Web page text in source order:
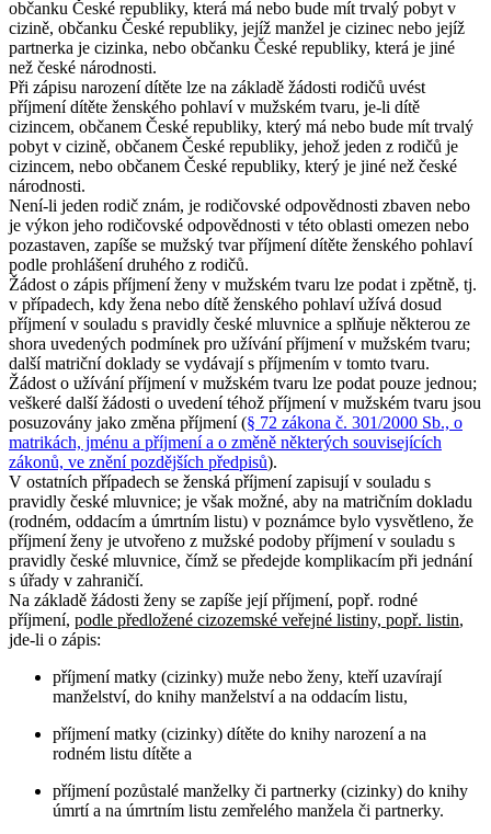
občanku České republiky, která má nebo bude mít trvalý pobyt v
cizině, občanku České republiky, jejíž manžel je cizinec nebo jejíž
partnerka je cizinka, nebo občanku České republiky, která je jiné
než české národnosti.
Při zápisu narození dítěte lze na základě žádosti rodičů uvést
příjmení dítěte ženského pohlaví v mužském tvaru, je-li dítě
cizincem, občanem České republiky, který má nebo bude mít trvalý
pobyt v cizině, občanem České republiky, jehož jeden z rodičů je
cizincem, nebo občanem České republiky, který je jiné než české
národnosti.
Není-li jeden rodič znám, je rodičovské odpovědnosti zbaven nebo
je výkon jeho rodičovské odpovědnosti v této oblasti omezen nebo
pozastaven, zapíše se mužský tvar příjmení dítěte ženského pohlaví
podle prohlášení druhého z rodičů.
Žádost o zápis příjmení ženy v mužském tvaru lze podat i zpětně, tj.
v případech, kdy žena nebo dítě ženského pohlaví užívá dosud
příjmení v souladu s pravidly české mluvnice a splňuje některou ze
shora uvedených podmínek pro užívání příjmení v mužském tvaru;
další matriční doklady se vydávají s příjmením v tomto tvaru.
Žádost o užívání příjmení v mužském tvaru lze podat pouze jednou;
veškeré další žádosti o uvedení téhož příjmení v mužském tvaru jsou
posuzovány jako změna příjmení (§ 72 zákona č. 301/2000 Sb., o
matrikách, jménu a příjmení a o změně některých souvisejících
zákonů, ve znění pozdějších předpisů).
V ostatních případech se ženská příjmení zapisují v souladu s
pravidly české mluvnice; je však možné, aby na matričním dokladu
(rodném, oddacím a úmrtním listu) v poznámce bylo vysvětleno, že
příjmení ženy je utvořeno z mužské podoby příjmení v souladu s
pravidly české mluvnice, čímž se předejde komplikacím při jednání
s úřady v zahraničí.
Na základě žádosti ženy se zapíše její příjmení, popř. rodné
příjmení, podle předložené cizozemské veřejné listiny, popř. listin,
jde-li o zápis:
příjmení matky (cizinky) muže nebo ženy, kteří uzavírají
manželství, do knihy manželství a na oddacím listu,
příjmení matky (cizinky) dítěte do knihy narození a na
rodném listu dítěte a
příjmení pozůstalé manželky či partnerky (cizinky) do knihy
úmrtí a na úmrtním listu zemřelého manžela či partnerky.